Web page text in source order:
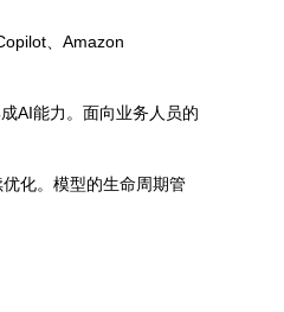
、Amazon
AI能力。面向业务人员的
化。模型的生命周期管